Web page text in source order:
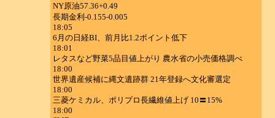
NY原油57.36+0.49
長期金利-0.155-0.005
18:05
6月の日経BI、前月比1.2ポイント低下
18:01
レタスなど野菜5品目値上がり 農水省の小売価格調べ
18:00
世界遺産候補に縄文遺跡群 21年登録へ文化審選定
18:00
三菱ケミカル、ポリプロ長繊維値上げ 10〓15%
18:00